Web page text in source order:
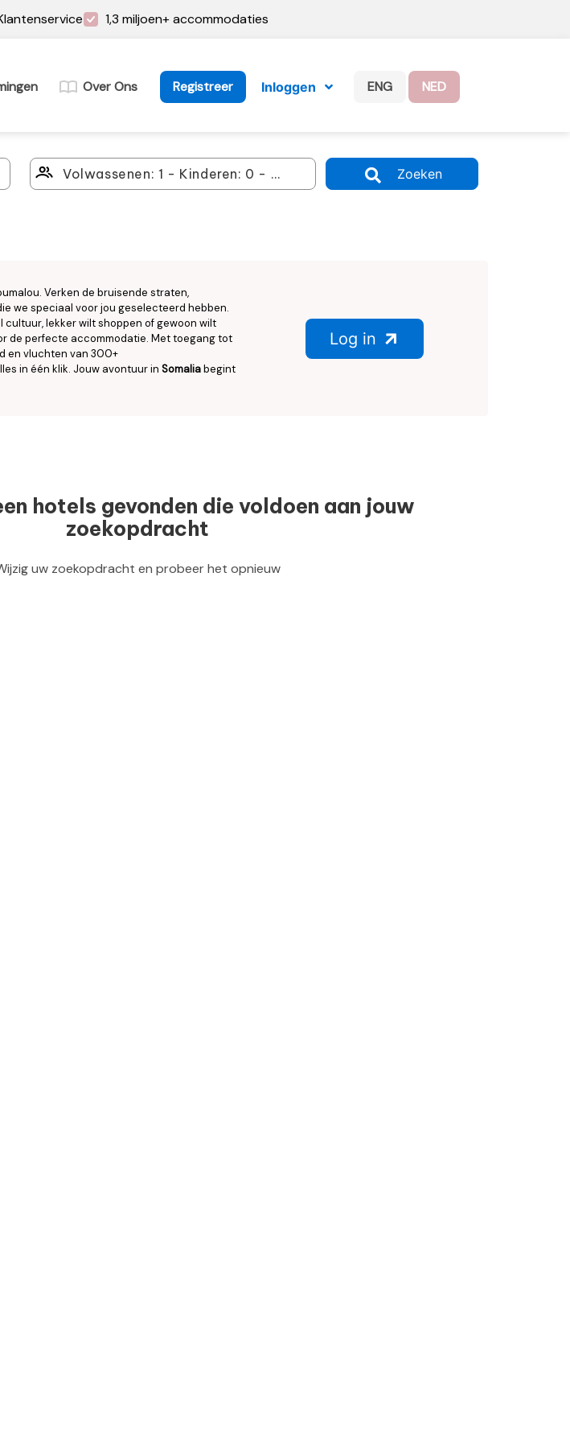
1,3 miljoen+ accommodaties
Over Ons Registreer Inloggen ENG NED
Zoeken
Verken de bruisende straten,
we speciaal voor jou geselecteerd hebben.
lekker wilt shoppen of gewoon wilt
de perfecte accommodatie. Met toegang tot
en vluchten van 300+
in één klik. Jouw avontuur in Somaliabegint
Log in
hotels gevonden die voldoen aan jouw
zoekopdracht
uw zoekopdracht en probeer het opnieuw